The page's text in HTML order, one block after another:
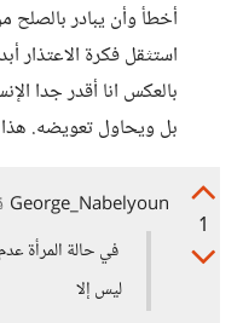
أخطأ وأن يبادر بالصلح
استثقل فكرة الاعتذار
بالعكس انا أقدر جدا
بل ويحاول تعويضه.
1
George_Nabelyoun
في حالة المرأة
ليس إلا